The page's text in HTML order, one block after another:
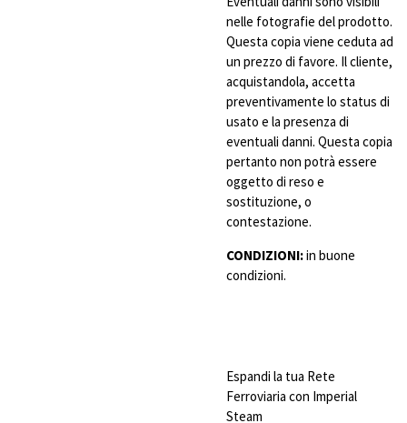
nelle fotografie del prodotto.
Questa copia viene ceduta ad
un prezzo di favore. Il cliente,
acquistandola, accetta
preventivamente lo status di
usato e la presenza di
eventuali danni. Questa copia
pertanto non potrà essere
oggetto di reso e
sostituzione, o
contestazione.
CONDIZIONI:in buone
condizioni.
Espandi la tua Rete
Ferroviaria con Imperial
Steam